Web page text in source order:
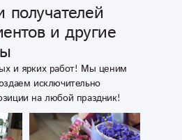
и другие
и ярких работ! Мы ценим
исключительно
на любой праздник!